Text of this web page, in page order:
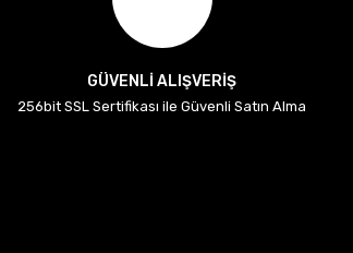
GÜVENLİ ALIŞVERİŞ
256bit SSL Sertifikası ile Güvenli Satın Alma